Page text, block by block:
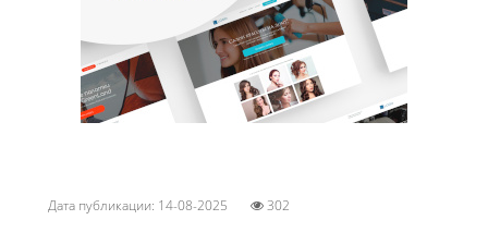
Дата публикации: 14-08-2025 302